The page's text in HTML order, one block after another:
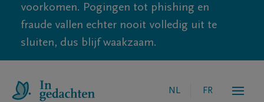
voorkomen. Pogingen tot phishing en
fraude vallen echter nooit volledig uit te
sluiten, dus blijf waakzaam.
NL FR